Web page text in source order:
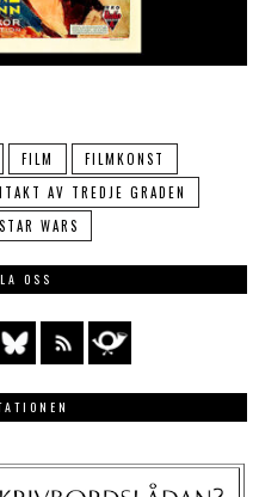
FILM
FILMKONST
AV TREDJE GRADEN
STAR WARS
OSS